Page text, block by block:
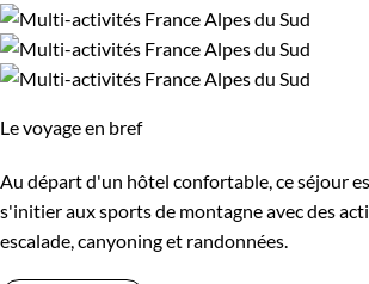
Le voyage en bref
Au départ d'un hôtel confortable, ce séjour
s'initier aux sports de montagne avec des
escalade, canyoning et randonnées.